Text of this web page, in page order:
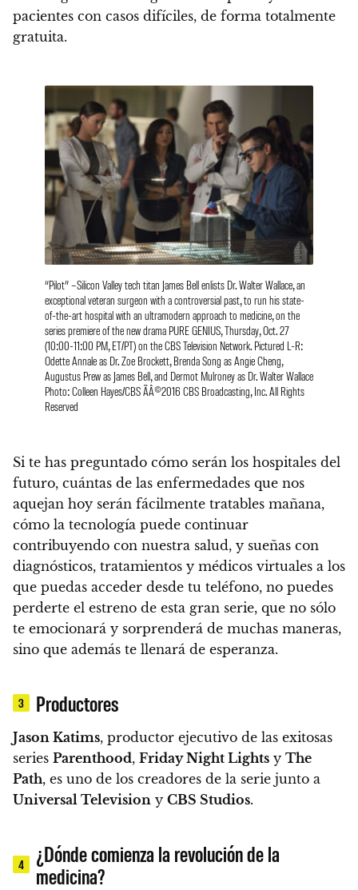
pacientes con casos difíciles, de forma totalmente
gratuita.
“Pilot” –Silicon Valley tech titan James Bell enlists Dr. Walter Wallace, an
exceptional veteran surgeon with a controversial past, to run his state-
of-the-art hospital with an ultramodern approach to medicine, on the
series premiere of the new drama PURE GENIUS, Thursday, Oct. 27
(10:00-11:00 PM, ET/PT) on the CBS Television Network. Pictured L-R:
Odette Annale as Dr. Zoe Brockett, Brenda Song as Angie Cheng,
Augustus Prew as James Bell, and Dermot Mulroney as Dr. Walter Wallace
Photo: Colleen Hayes/CBS ÃÂ©2016 CBS Broadcasting, Inc. All Rights
Reserved
Si te has preguntado cómo serán los hospitales del
futuro, cuántas de las enfermedades que nos
aquejan hoy serán fácilmente tratables mañana,
cómo la tecnología puede continuar
contribuyendo con nuestra salud, y sueñas con
diagnósticos, tratamientos y médicos virtuales a los
que puedas acceder desde tu teléfono, no puedes
perderte el estreno de esta gran serie, que no sólo
te emocionará y sorprenderá de muchas maneras,
sino que además te llenará de esperanza.
3 Productores
Jason Katims, productor ejecutivo de las exitosas
series Parenthood, Friday Night Lights y The
Path, es uno de los creadores de la serie junto a
Universal Television y CBS Studios.
4
¿Dónde comienza la revolución de la
medicina?